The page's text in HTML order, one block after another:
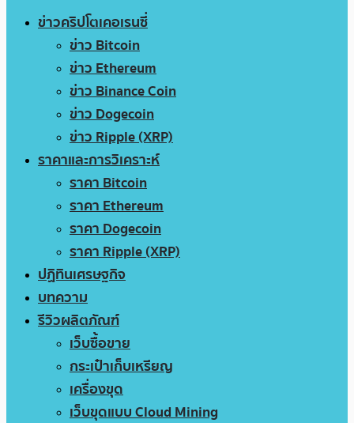
ข่าวคริปโตเคอเรนซี่
ข่าว Bitcoin
ข่าว Ethereum
ข่าว Binance Coin
ข่าว Dogecoin
ข่าว Ripple (XRP)
ราคาและการวิเคราะห์
ราคา Bitcoin
ราคา Ethereum
ราคา Dogecoin
ราคา Ripple (XRP)
ปฏิทินเศรษฐกิจ
บทความ
รีวิวผลิตภัณฑ์
เว็บซื้อขาย
กระเป๋าเก็บเหรียญ
เครื่องขุด
เว็บขุดแบบ Cloud Mining